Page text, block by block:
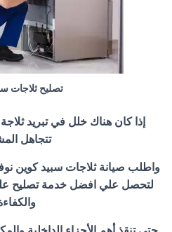
تصليح ثلاجات
إذا كان هناك خلل في تبريد
تتجاهل
واطلب صيانة ثلاجات سبيد كوين
لتحصل علي افضل خدمة تصليح